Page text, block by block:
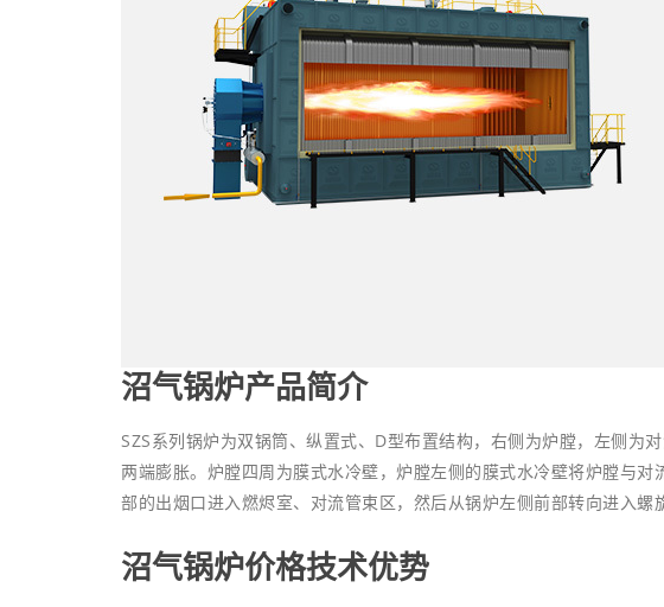
沼气锅炉产品简介
SZS系列锅炉为双锅筒、纵置式、D型布置结构，右侧为炉膛，左侧为
两端膨胀。炉膛四周为膜式水冷壁，炉膛左侧的膜式水冷壁将炉膛与
部的出烟口进入燃烬室、对流管束区，然后从锅炉左侧前部转向进入螺
沼气锅炉价格技术优势